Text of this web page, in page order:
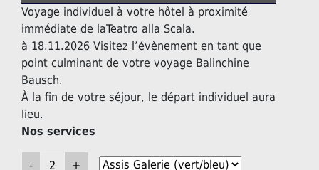
Voyage individuel à votre hôtel à proximité
immédiate de laTeatro alla Scala.
à 18.11.2026 Visitez l’évènement en tant que
point culminant de votre voyage Balinchine
Bausch.
À la fin de votre séjour, le départ individuel aura
lieu.
Nos services